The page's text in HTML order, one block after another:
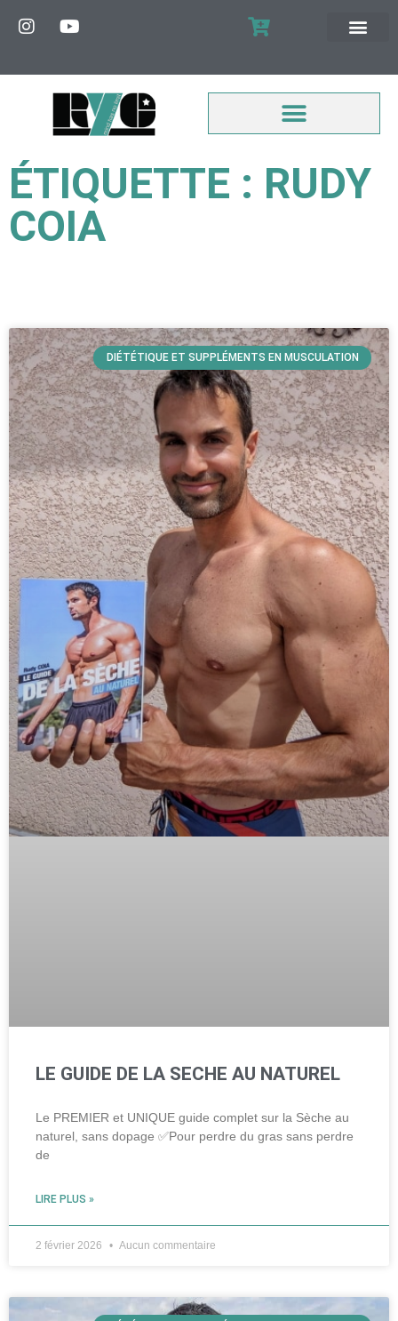
ÉTIQUETTE : RUDY
COIA
DIÉTÉTIQUE ET SUPPLÉMENTS EN MUSCULATION
LE GUIDE DE LA SECHE AU NATUREL
Le PREMIER et UNIQUE guide complet sur la Sèche au
naturel, sans dopage ✅Pour perdre du gras sans perdre
de
LIRE PLUS »
2 février 2026 Aucun commentaire